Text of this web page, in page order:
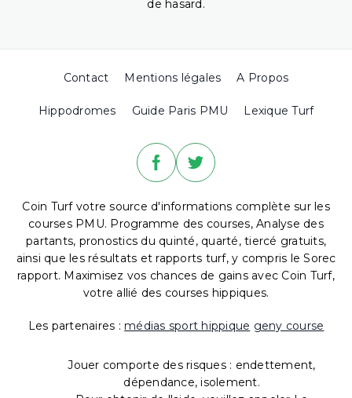
de hasard.
Contact Mentions légales A Propos
Hippodromes Guide Paris PMU Lexique Turf
Coin Turf votre source d'informations complète sur les
courses PMU. Programme des courses, Analyse des
partants, pronostics du quinté, quarté, tiercé gratuits,
ainsi que les résultats et rapports turf, y compris le Sorec
rapport. Maximisez vos chances de gains avec Coin Turf,
votre allié des courses hippiques.
Les partenaires : médias sport hippique geny course
Jouer comporte des risques : endettement,
dépendance, isolement.